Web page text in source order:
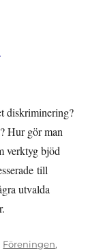
diskriminering?
Hur gör man
verktyg bjöd
till
utvalda
Föreningen,